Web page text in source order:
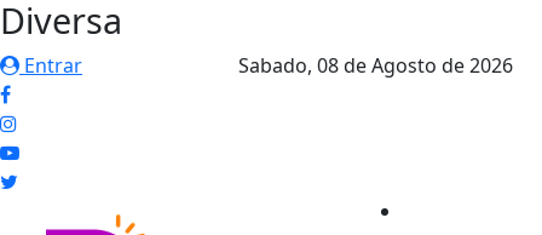
Diversa
Entrar Sabado, 08 de Agosto de 2026